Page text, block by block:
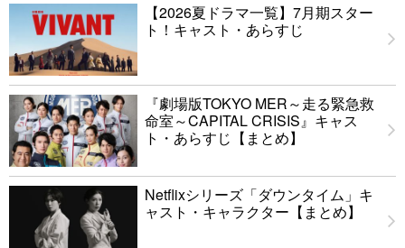
【2026夏ドラマ一覧】7月期スター
ト！キャスト・あらすじ
『劇場版TOKYO MER～走る緊急救
命室～CAPITAL CRISIS』キャス
ト・あらすじ【まとめ】
Netflixシリーズ「ダウンタイム」キ
ャスト・キャラクター【まとめ】